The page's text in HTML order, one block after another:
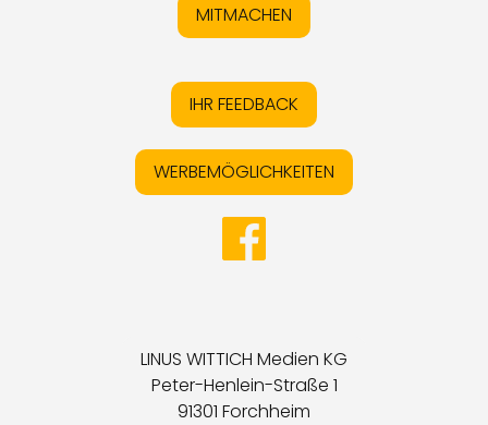
MITMACHEN
IHR FEEDBACK
WERBEMÖGLICHKEITEN
LINUS WITTICH Medien KG
Peter-Henlein-Straße 1
91301 Forchheim